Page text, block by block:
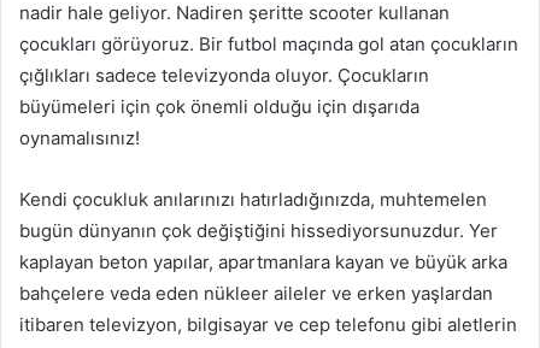
nadir hale geliyor. Nadiren şeritte scooter kullanan
çocukları görüyoruz. Bir futbol maçında gol atan çocukların
çığlıkları sadece televizyonda oluyor. Çocukların
büyümeleri için çok önemli olduğu için dışarıda
oynamalısınız!
Kendi çocukluk anılarınızı hatırladığınızda, muhtemelen
bugün dünyanın çok değiştiğini hissediyorsunuzdur. Yer
kaplayan beton yapılar, apartmanlara kayan ve büyük arka
bahçelere veda eden nükleer aileler ve erken yaşlardan
itibaren televizyon, bilgisayar ve cep telefonu gibi aletlerin